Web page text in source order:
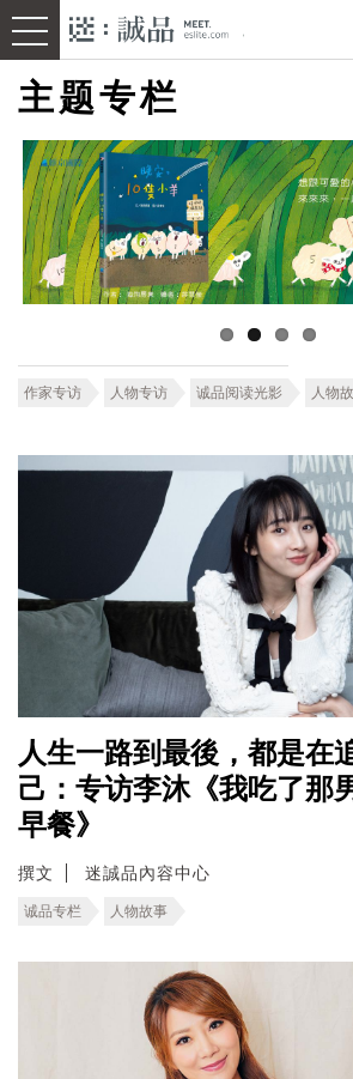
主题专栏
作家专访 人物专访 诚品阅读光影 人物
人生一路到最後，都是在
己：专访李沐《我吃了那
早餐》
撰文 迷誠品內容中心
诚品专栏 人物故事